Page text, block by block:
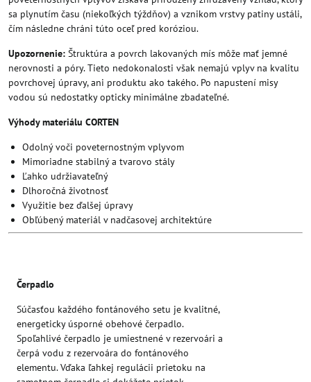
sa plynutím času (niekoľkých týždňov) a vznikom vrstvy patiny ustáli,
čím následne chráni túto oceľ pred koróziou.
Upozornenie: Štruktúra a povrch lakovaných mís môže mať jemné
nerovnosti a póry. Tieto nedokonalosti však nemajú vplyv na kvalitu
povrchovej úpravy, ani produktu ako takého. Po napustení misy
vodou sú nedostatky opticky minimálne zbadateľné.
Výhody materiálu CORTEN
Odolný voči poveternostným vplyvom
Mimoriadne stabilný a tvarovo stály
Ľahko udržiavateľný
Dlhoročná životnosť
Využitie bez ďalšej úpravy
Obľúbený materiál v nadčasovej architektúre
Čerpadlo
Súčasťou každého fontánového setu je kvalitné,
energeticky úsporné obehové čerpadlo.
Spoľahlivé čerpadlo je umiestnené v rezervoári a
čerpá vodu z rezervoára do fontánového
elementu. Vďaka ľahkej regulácii prietoku na